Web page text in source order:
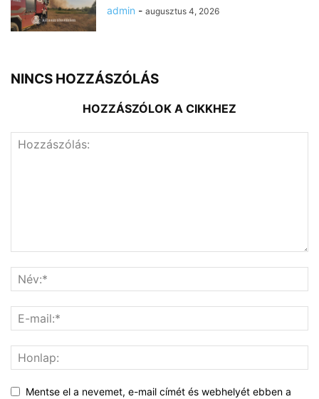
admin - augusztus 4, 2026
NINCS HOZZÁSZÓLÁS
HOZZÁSZÓLOK A CIKKHEZ
Mentse el a nevemet, e-mail címét és webhelyét ebben a